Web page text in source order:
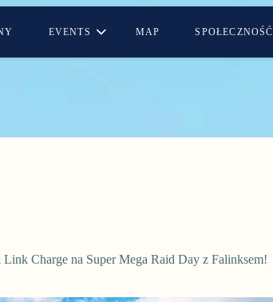
EVENTS MAP SPOŁECZNOŚĆ
Charge na Super Mega Raid Day z Falinksem!